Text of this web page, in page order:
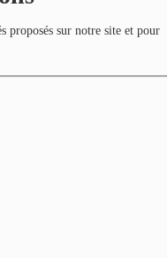
proposés sur notre site et pour